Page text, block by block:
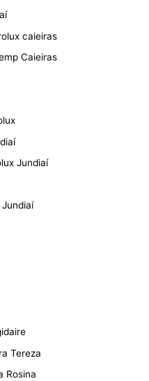
caieiras
Caieiras
Jundiaí
Tereza
Rosina